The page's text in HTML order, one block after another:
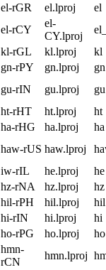
el-rGR el.lproj
el
el-rCY
el-
CY.lproj
kl-rGL kl.lproj
kl
gn-rPY gn.lproj
gn
gu-rIN gu.lproj
gu
ht-rHT ht.lproj
ht
ha-rHG ha.lproj
ha
haw-rUS haw.lproj
iw-rIL he.lproj
he
hz-rNA hz.lproj
hz
hil-rPH hil.lproj
hil
hi-rIN hi.lproj
hi
ho-rPG ho.lproj
ho
hmn-
rCN
hmn.lproj